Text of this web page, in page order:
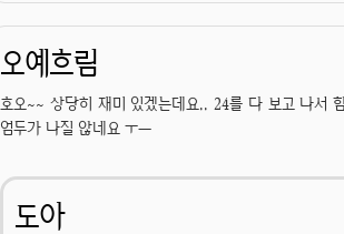
오예흐림
호오~~ 상당히 재미 있겠는데요.. 24를 다 보고 나서
엄두가 나질 않네요 ㅜㅡ
도아